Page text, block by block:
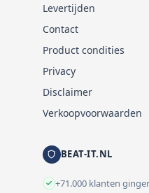
Levertijden
Contact
Product condities
Privacy
Disclaimer
Verkoopvoorwaarden
BEAT-IT.NL
+71.000 klanten